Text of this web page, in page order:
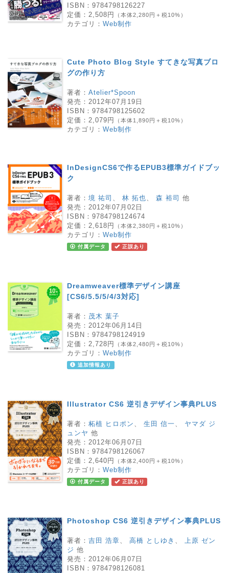
ISBN： 9784798126227
定価： 2,508円 （本体2,280円＋税10%）
カテゴリ： Web制作
Cute Photo Blog Style すてきな写真ブロ
グの作り方
著者： Atelier*Spoon
発売： 2012年07月19日
ISBN： 9784798125602
定価： 2,079円 （本体1,890円＋税10%）
カテゴリ： Web制作
InDesignCS6で作るEPUB3標準ガイドブッ
ク
著者： 境 祐司 、 林 拓也、 森 裕司 他
発売： 2012年07月02日
ISBN： 9784798124674
定価： 2,618円 （本体2,380円＋税10%）
カテゴリ： Web制作
付属データ 正誤あり
Dreamweaver標準デザイン講座
[CS6/5.5/5/4/3対応]
著者： 茂木 葉子
発売： 2012年06月14日
ISBN： 9784798124919
定価： 2,728円 （本体2,480円＋税10%）
カテゴリ： Web制作
追加情報あり
Illustrator CS6 逆引きデザイン事典PLUS
著者： 柘植 ヒロポン 、 生田 信一 、 ヤマダ ジ
ュンヤ 他
発売： 2012年06月07日
ISBN： 9784798126067
定価： 2,640円 （本体2,400円＋税10%）
カテゴリ： Web制作
付属データ 正誤あり
Photoshop CS6 逆引きデザイン事典PLUS
著者： 吉田 浩章、 高橋 としゆき 、 上原 ゼン
ジ 他
発売： 2012年06月07日
ISBN： 9784798126081